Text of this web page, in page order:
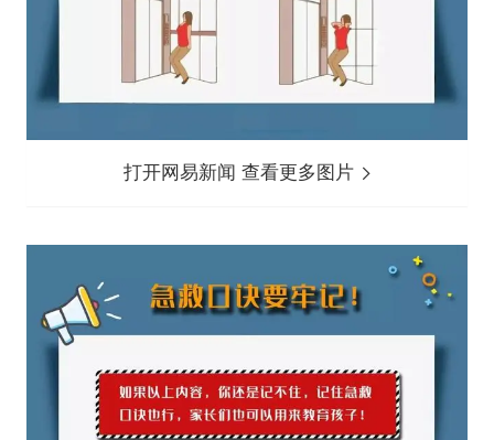
打开网易新闻 查看更多图片